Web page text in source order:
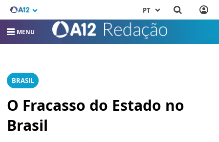
PT
MENU
BRASIL
O Fracasso do Estado no
Brasil